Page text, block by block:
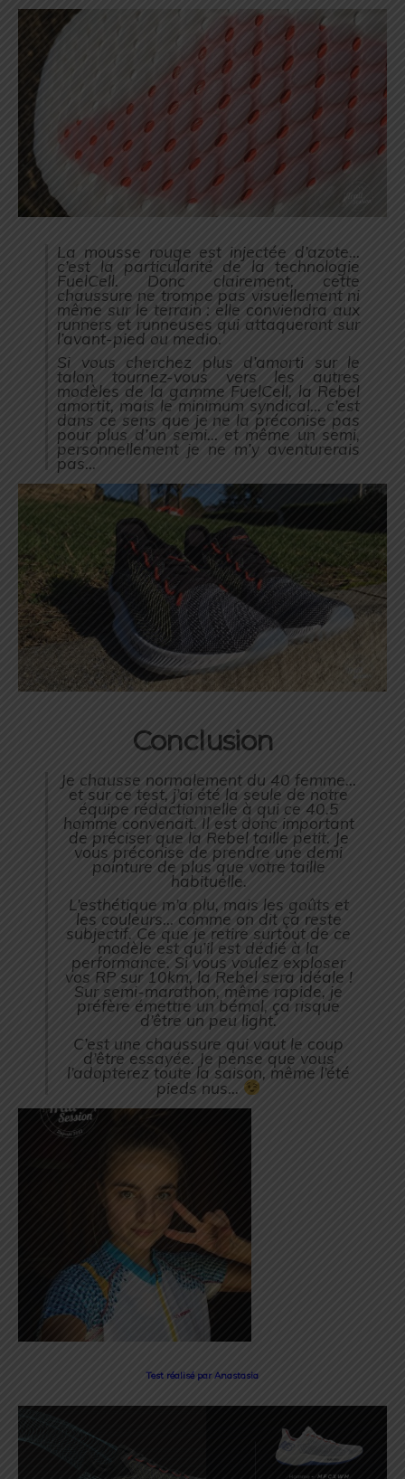
La mousse rouge est injectée d’azote…
c’est la particularité de la technologie
FuelCell. Donc clairement, cette
chaussure ne trompe pas visuellement ni
même sur le terrain : elle conviendra aux
runners et runneuses qui attaqueront sur
l’avant-pied ou medio.
Si vous cherchez plus d’amorti sur le
talon tournez-vous vers les autres
modèles de la gamme FuelCell, la Rebel
amortit, mais le minimum syndical… c’est
dans ce sens que je ne la préconise pas
pour plus d’un semi… et même un semi,
personnellement je ne m’y aventurerais
pas…
Conclusion
Je chausse normalement du 40 femme…
et sur ce test, j’ai été la seule de notre
équipe rédactionnelle à qui ce 40.5
homme convenait. Il est donc important
de préciser que la Rebel taille petit. Je
vous préconise de prendre une demi
pointure de plus que votre taille
habituelle.
L’esthétique m’a plu, mais les goûts et
les couleurs… comme on dit ça reste
subjectif. Ce que je retire surtout de ce
modèle est qu’il est dédié à la
performance. Si vous voulez exploser
vos RP sur 10km, la Rebel sera idéale !
Sur semi-marathon, même rapide, je
préfère émettre un bémol, ça risque
d’être un peu light.
C’est une chaussure qui vaut le coup
d’être essayée. Je pense que vous
l’adopterez toute la saison, même l’été
pieds nus…
Test réalisé par Anastasia